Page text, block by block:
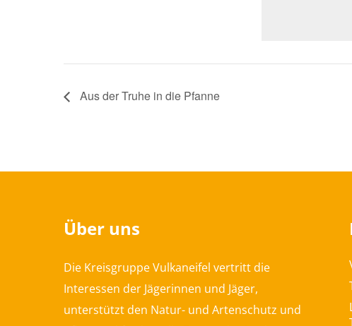
Aus der Truhe in die Pfanne
Über uns
Die Kreisgruppe Vulkaneifel vertritt die
Interessen der Jägerinnen und Jäger,
unterstützt den Natur- und Artenschutz und